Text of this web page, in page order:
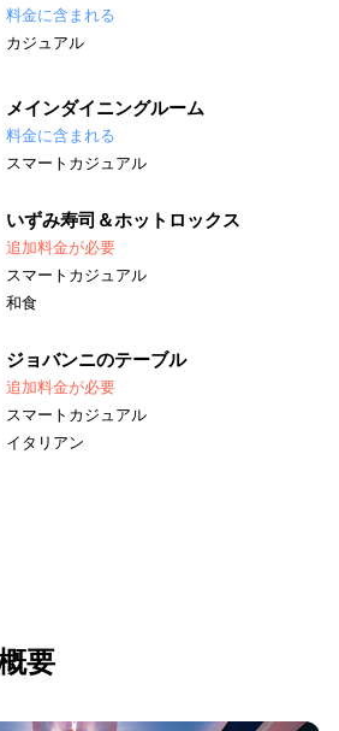
料金に含まれる
カジュアル
メインダイニングルーム
料金に含まれる
スマートカジュアル
いずみ寿司＆ホットロックス
追加料金が必要
スマートカジュアル
和食
ジョバンニのテーブル
追加料金が必要
スマートカジュアル
イタリアン
要